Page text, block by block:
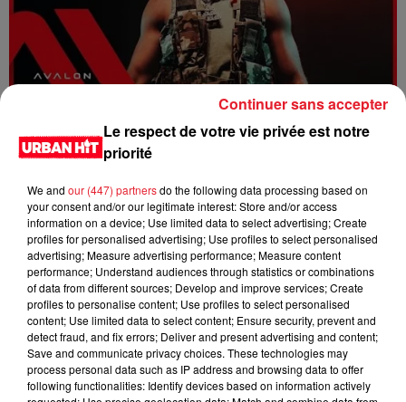
FOLA & Victony - golibe
Le respect de votre vie privée est notre
priorité
We and our (447) partnersdo the following data processing based on
your consent and/or our legitimate interest: Store and/or access
information on a device; Use limited data to select advertising; Create
profiles for personalised advertising; Use profiles to select personalised
advertising; Measure advertising performance; Measure content
performance; Understand audiences through statistics or combinations
of data from different sources; Develop and improve services; Create
profiles to personalise content; Use profiles to select personalised
content; Use limited data to select content; Ensure security, prevent and
detect fraud, and fix errors; Deliver and present advertising and content;
Save and communicate privacy choices. These technologies may
process personal data such as IP address and browsing data to offer
following functionalities: Identify devices based on information actively
Continuer sans accepter